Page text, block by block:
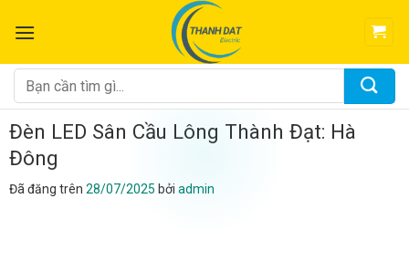
đến
dung
Tìm
kiếm:
Đèn LED Sân Cầu Lông Thành Đạt: Hà
Đông
Đã đăng trên 28/07/2025 bởi admin